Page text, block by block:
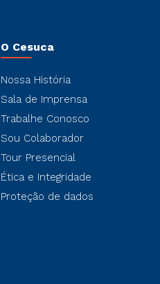
O Cesuca
Nossa História
Sala de Imprensa
Trabalhe Conosco
Sou Colaborador
Tour Presencial
Ética e Integridade
Proteção de dados